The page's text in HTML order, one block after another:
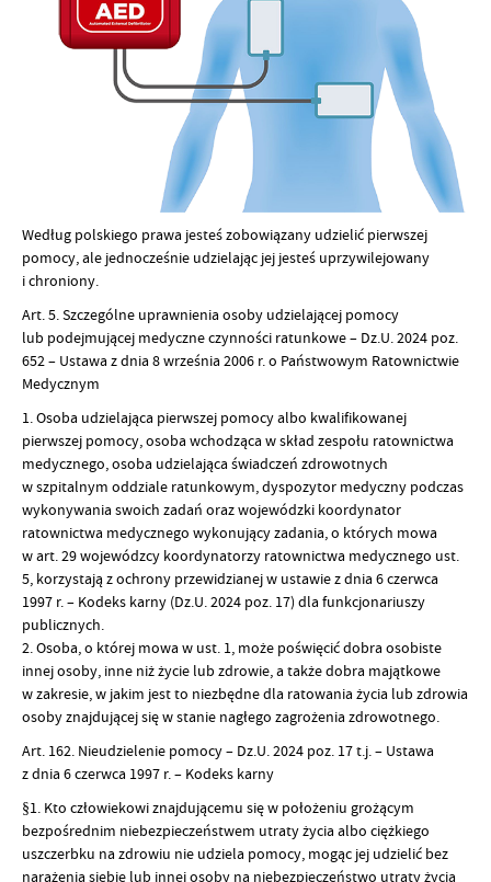
Według polskiego prawa jesteś zobowiązany udzielić pierwszej
pomocy, ale jednocześnie udzielając jej jesteś uprzywilejowany
i chroniony.
Art. 5. Szczególne uprawnienia osoby udzielającej pomocy
lub podejmującej medyczne czynności ratunkowe – Dz.U. 2024 poz.
652 – Ustawa z dnia 8 września 2006 r. o Państwowym Ratownictwie
Medycznym
1. Osoba udzielająca pierwszej pomocy albo kwalifikowanej
pierwszej pomocy, osoba wchodząca w skład zespołu ratownictwa
medycznego, osoba udzielająca świadczeń zdrowotnych
w szpitalnym oddziale ratunkowym, dyspozytor medyczny podczas
wykonywania swoich zadań oraz wojewódzki koordynator
ratownictwa medycznego wykonujący zadania, o których mowa
w art. 29 wojewódzcy koordynatorzy ratownictwa medycznego ust.
5, korzystają z ochrony przewidzianej w ustawie z dnia 6 czerwca
1997 r. – Kodeks karny (Dz.U. 2024 poz. 17) dla funkcjonariuszy
publicznych.
2. Osoba, o której mowa w ust. 1, może poświęcić dobra osobiste
innej osoby, inne niż życie lub zdrowie, a także dobra majątkowe
w zakresie, w jakim jest to niezbędne dla ratowania życia lub zdrowia
osoby znajdującej się w stanie nagłego zagrożenia zdrowotnego.
Art. 162. Nieudzielenie pomocy – Dz.U. 2024 poz. 17 t.j. – Ustawa
z dnia 6 czerwca 1997 r. – Kodeks karny
§1. Kto człowiekowi znajdującemu się w położeniu grożącym
bezpośrednim niebezpieczeństwem utraty życia albo ciężkiego
uszczerbku na zdrowiu nie udziela pomocy, mogąc jej udzielić bez
narażenia siebie lub innej osoby na niebezpieczeństwo utraty życia